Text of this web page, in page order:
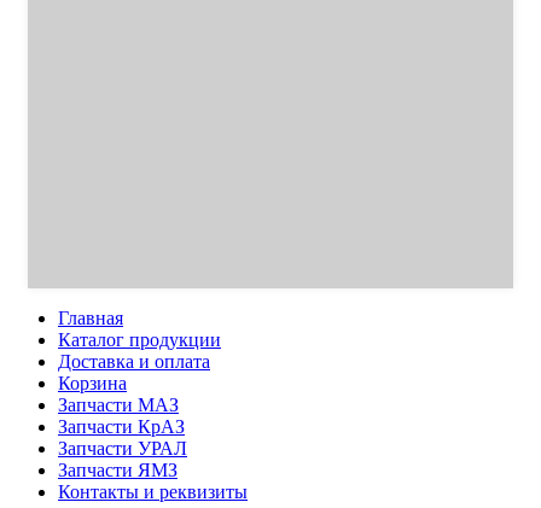
Главная
Каталог продукции
Доставка и оплата
Корзина
Запчасти МАЗ
Запчасти КрАЗ
Запчасти УРАЛ
Запчасти ЯМЗ
Контакты и реквизиты